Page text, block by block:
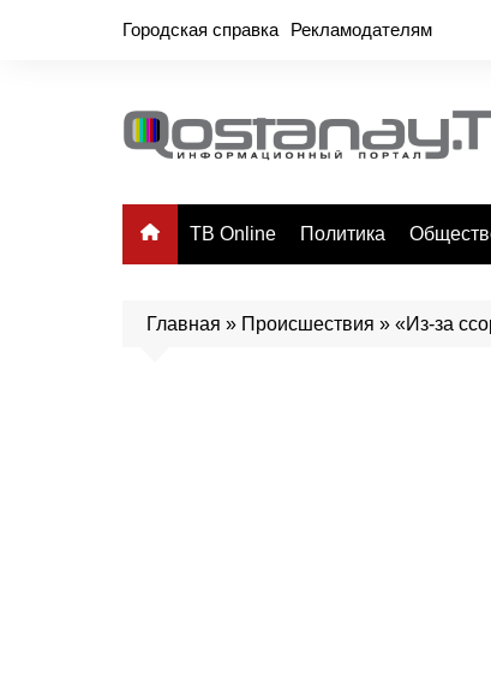
Городская справка Рекламодателям
ТВ Online Политика
Главная » Происшествия » «Из-за